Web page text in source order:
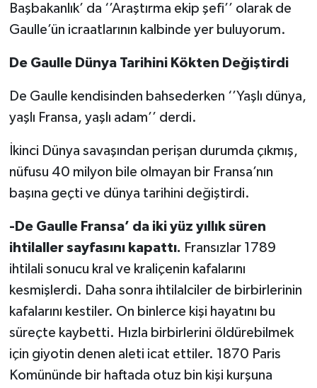
Başbakanlık’ da ‘’Araştırma ekip şefi’’ olarak de
Gaulle’ün icraatlarının kalbinde yer buluyorum.
De Gaulle Dünya Tarihini Kökten Değiştirdi
De Gaulle kendisinden bahsederken ‘’Yaşlı dünya,
yaşlı Fransa, yaşlı adam’’ derdi.
İkinci Dünya savaşından perişan durumda çıkmış,
nüfusu 40 milyon bile olmayan bir Fransa’nın
başına geçti ve dünya tarihini değiştirdi.
-De Gaulle Fransa’ da iki yüz yıllık süren
ihtilaller sayfasını kapattı. Fransızlar 1789
ihtilali sonucu kral ve kraliçenin kafalarını
kesmişlerdi. Daha sonra ihtilalciler de birbirlerinin
kafalarını kestiler. On binlerce kişi hayatını bu
süreçte kaybetti. Hızla birbirlerini öldürebilmek
için giyotin denen aleti icat ettiler. 1870 Paris
Komününde bir haftada otuz bin kişi kurşuna